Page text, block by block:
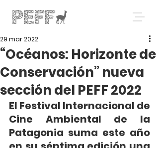
“Océanos: Horizonte de
Conservación” nueva
sección del PEFF 2022
29 mar 2022
El Festival Internacional de
Cine Ambiental de la
Patagonia suma este año